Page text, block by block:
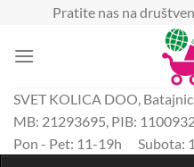
sadržaj
Pratite nas na
SVET KOLICA DOO,
MB: 21293695, PIB:
Pon - Pet: 11-19h Subota: